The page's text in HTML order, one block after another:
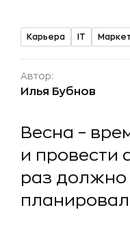
Карьера IT
Автор:
Илья Бубнов
Весна –
и провести
раз должно